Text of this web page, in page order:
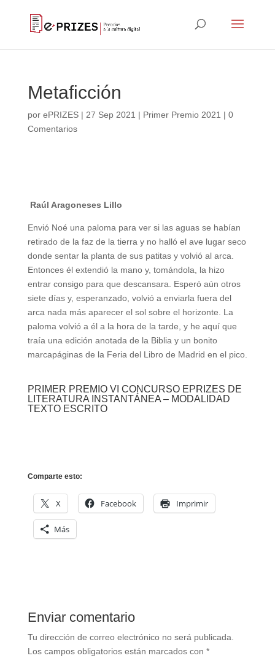
Metaficción
por ePRIZES| 27 Sep 2021 | Primer Premio 2021 | 0
Comentarios
Raúl Aragoneses Lillo
Envió Noé una paloma para ver si las aguas se habían
retirado de la faz de la tierra y no halló el ave lugar seco
donde sentar la planta de sus patitas y volvió al arca.
Entonces él extendió la mano y, tomándola, la hizo
entrar consigo para que descansara. Esperó aún otros
siete días y, esperanzado, volvió a enviarla fuera del
arca nada más aparecer el sol sobre el horizonte. La
paloma volvió a él a la hora de la tarde, y he aquí que
traía una edición anotada de la Biblia y un bonito
marcapáginas de la Feria del Libro de Madrid en el pico.
PRIMER PREMIO VI CONCURSO EPRIZES DE
LITERATURA INSTANTÁNEA – MODALIDAD
TEXTO ESCRITO
Comparte esto:
X Facebook Imprimir
Más
Enviar comentario
Tu dirección de correo electrónico no será publicada.
Los campos obligatorios están marcados con *